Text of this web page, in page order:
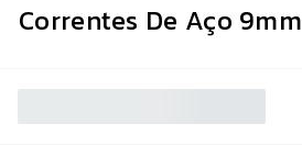
Correntes De Aço 9mm